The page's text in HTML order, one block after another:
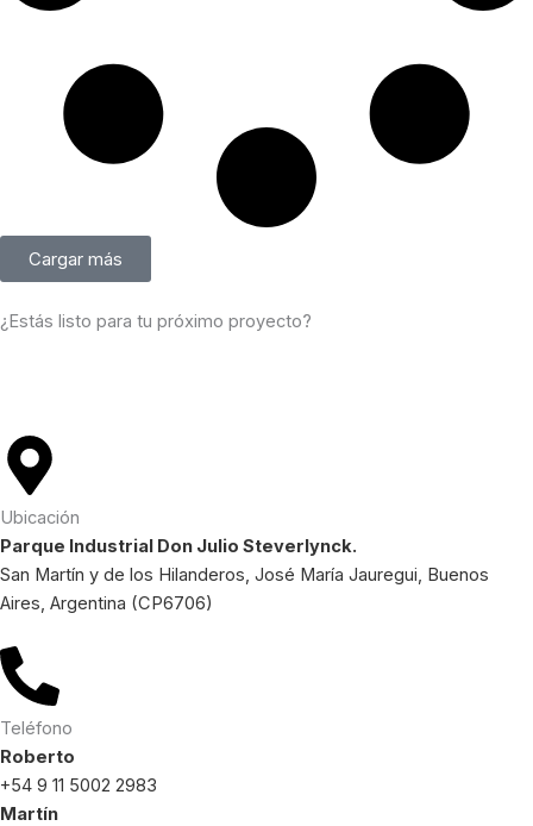
Cargar más
¿Estás listo para tu próximo proyecto?
Ubicación
Parque Industrial Don Julio Steverlynck.
San Martín y de los Hilanderos, José María Jauregui, Buenos
Aires, Argentina (CP6706)
Teléfono
Roberto
+54 9 11 5002 2983
Martín